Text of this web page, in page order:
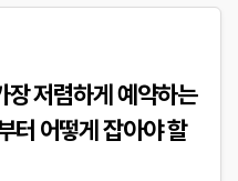
저렴하게 예약하는
터 어떻게 잡아야 할